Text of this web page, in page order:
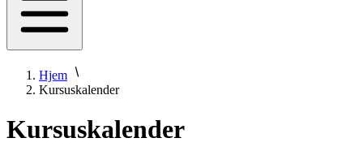
Hjem
Kursuskalender
Kursuskalender